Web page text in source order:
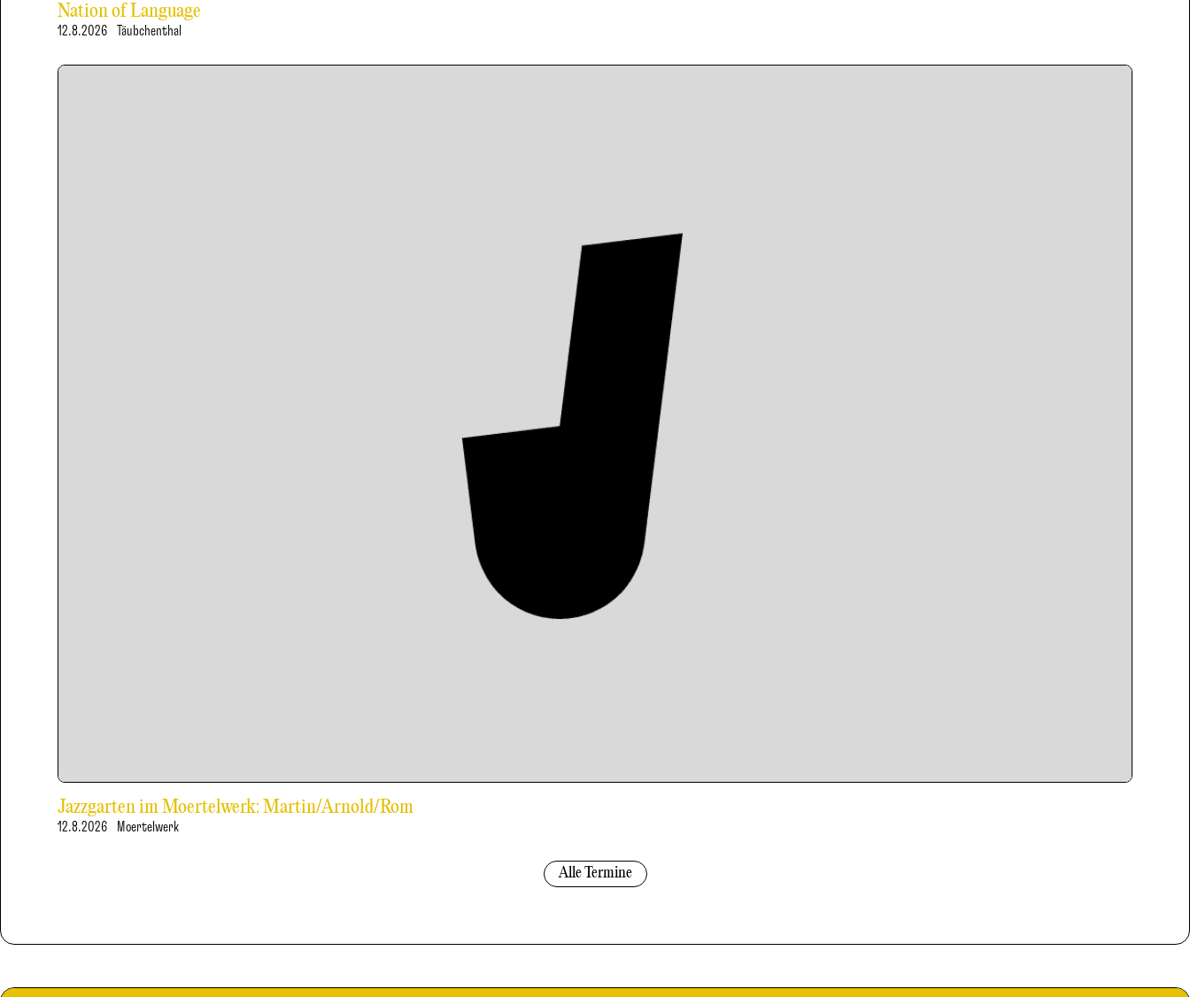
Nation of Language
12.8.2026 Täubchenthal
Jazzgarten im Moertelwerk: Martin/Arnold/Rom
12.8.2026 Moertelwerk
Alle Termine